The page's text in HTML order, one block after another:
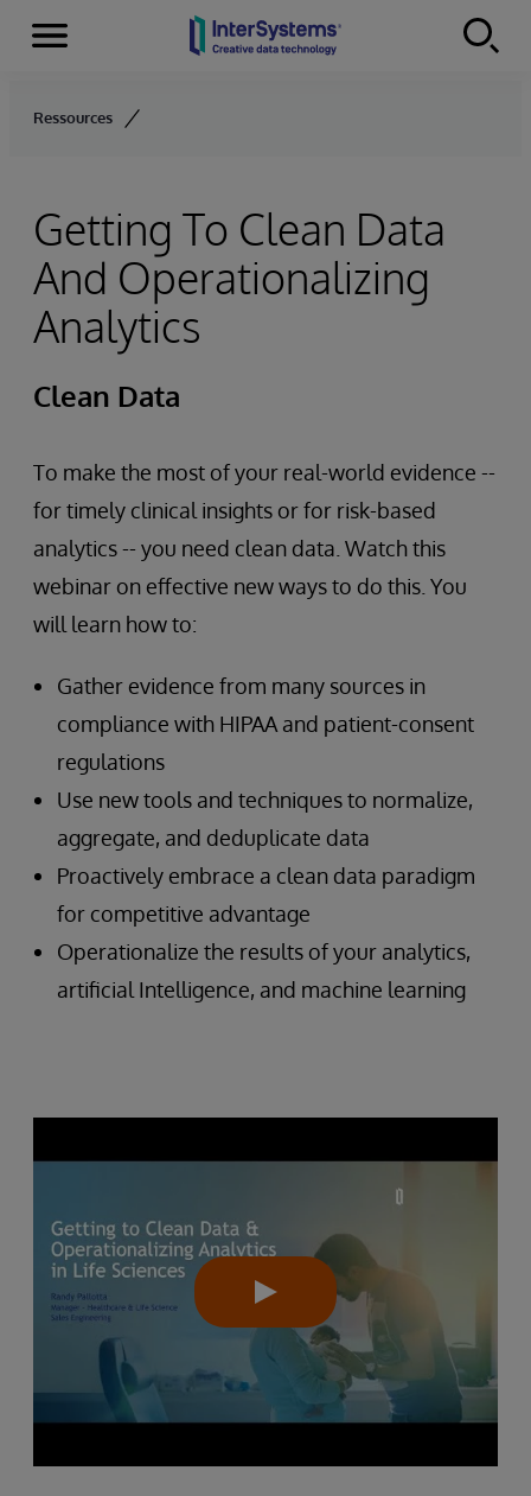
Skip to content
Menu
Ressources
Getting To Clean Data
And Operationalizing
Analytics
Clean Data
To make the most of your real-world evidence --
for timely clinical insights or for risk-based
analytics -- you need clean data. Watch this
webinar on effective new ways to do this. You
will learn how to:
Gather evidence from many sources in
compliance with HIPAA and patient-consent
regulations
Use new tools and techniques to normalize,
aggregate, and deduplicate data
Proactively embrace a clean data paradigm
for competitive advantage
Operationalize the results of your analytics,
artificial Intelligence, and machine learning